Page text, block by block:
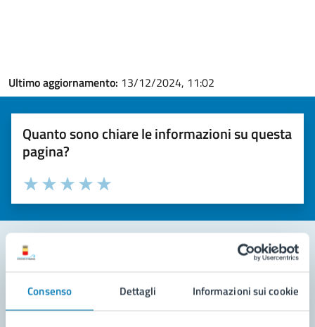
Consenso Dettagli Informazioni sui cookie
Ultimo aggiornamento: 13/12/2024, 11:02
Quanto sono chiare le informazioni su questa
pagina?
Valuta la chiarezza delle informazioni (da 1 a 5 stelle)
Seleziona il numero di stelle per valutare la chiarezza delle
Valuta 5 stelle su 5
Valuta 4 stelle su 5
Valuta 3 stelle su 5
Valuta 2 stelle su 5
Valuta 1 stelle su 5
Leggi le domande frequenti